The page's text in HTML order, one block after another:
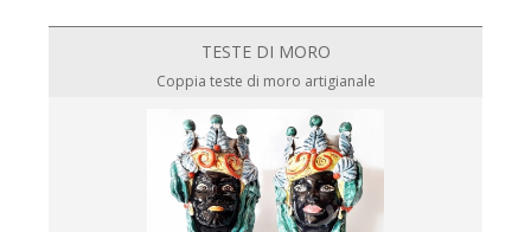
TESTE DI MORO
Coppia teste di moro artigianale